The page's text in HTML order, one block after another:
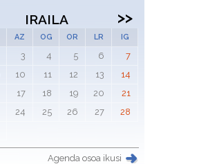
IRAILA >>
AZ OG OR LR IG
3 4 5 6
7
10 11 12 13
14
17 18 19 20
21
24 25 26 27
28
Agenda osoa ikusi